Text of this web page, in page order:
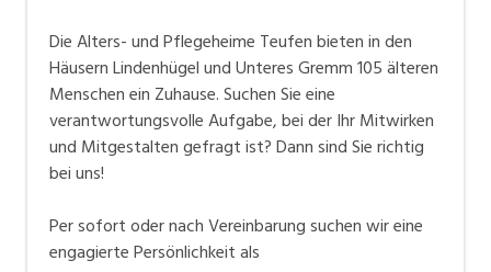
Medizin, Gesundheitswesen, Pflege
Verkauf, Handel, Kundenberatung,
Aussendienst
Sicherheit, Rettung, Polizei, Zoll
Ausserrhoden. Rund 400 Mitarbeitende engagieren
sich in unterschiedlichen Bereichen wie Alters- und
Pflegeheime, Bildung sowie in der allgemeinen
Verwaltung. Ergänzt wird das breite Tätigkeitsfeld
durch externe Organisationen wie Spitex und
Feuerwehr.
Als öffentliche Arbeitgeberin bietet die Gemeinde ein
abwechslungsreiches Arbeitsumfeld mit vielfältigen
Die Alters- und Pflegeheime Teufen bieten in den
Häusern Lindenhügel und Unteres Gremm 105 älteren
Menschen ein Zuhause. Suchen Sie eine
verantwortungsvolle Aufgabe, bei der Ihr Mitwirken
und Mitgestalten gefragt ist? Dann sind Sie richtig
bei uns!
Per sofort oder nach Vereinbarung suchen wir eine
engagierte Persönlichkeit als